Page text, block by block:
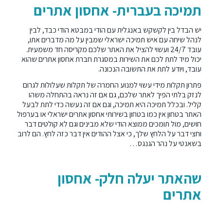
תמיכה בעברית- אחסון אתרים
יש הבדל בין לקשקש באנגלית עם הודי במבטא הודי כבד, לבין
לנהל שיחה עם איש תמיכה ישראלי שמבין על מה מדברים אתו,
עובד 24/7 ועשוי להציל את האתר שלכם מקריסה חד משמעית.
יכול מיד לתת לכם את השירות במסגרת חברת אחסון אתרים שהוא
עובד, ויודע לתת את התשובה הנכונה.
פתרון תקלות מידי עשוי למנוע החמרה של תקלות שעלולות לגרום
לנזק בלתי הפיך לאתר שלכם, גם אם זה נראה בהתחלה משהו
קליל. ובכלל תמיכה היא תמיכה, וגם אם זה נעשה כדי לתת לבעל
האתר בטחון אין כמו בטחון בשירותי אחסון אתרים ישראלי או בערפול
חושים, מול תומכים ממוצא הודי שלא מבינים וגם לא קולטים דבר
וחצי דבר על הלחץ שלך, כי אצל ההודים אין דבר כזה לחץ. הם לרוב
בשאנטי על נהר הגנגס…
שהאתר יעלה חלק- אחסון
אתרים